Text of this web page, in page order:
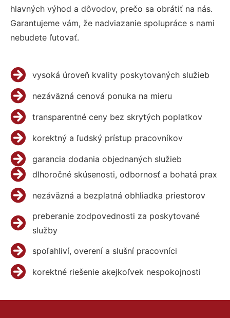
hlavných výhod a dôvodov, prečo sa obrátiť na nás.
Garantujeme vám, že nadviazanie spolupráce s nami
nebudete ľutovať.
vysoká úroveň kvality poskytovaných služieb
nezáväzná cenová ponuka na mieru
transparentné ceny bez skrytých poplatkov
korektný a ľudský prístup pracovníkov
garancia dodania objednaných služieb
dlhoročné skúsenosti, odbornosť a bohatá prax
nezáväzná a bezplatná obhliadka priestorov
preberanie zodpovednosti za poskytované
služby
spoľahliví, overení a slušní pracovníci
korektné riešenie akejkoľvek nespokojnosti